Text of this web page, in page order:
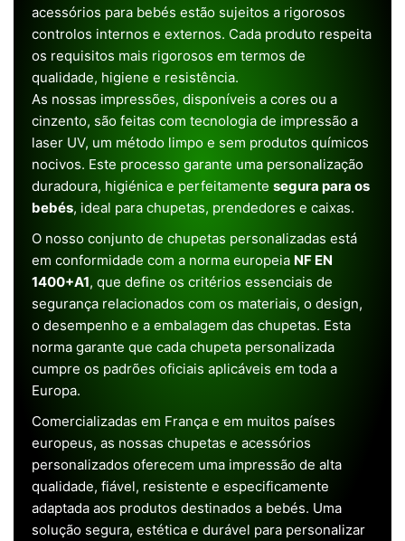
acessórios para bebés estão sujeitos a rigorosos
controlos internos e externos. Cada produto respeita
os requisitos mais rigorosos em termos de
qualidade, higiene e resistência.
As nossas impressões, disponíveis a cores ou a
cinzento, são feitas com tecnologia de impressão a
laser UV, um método limpo e sem produtos químicos
nocivos. Este processo garante uma personalização
duradoura, higiénica e perfeitamente segura para os
bebés, ideal para chupetas, prendedores e caixas.
O nosso conjunto de chupetas personalizadas está
em conformidade com a norma europeia NF EN
1400+A1, que define os critérios essenciais de
segurança relacionados com os materiais, o design,
o desempenho e a embalagem das chupetas. Esta
norma garante que cada chupeta personalizada
cumpre os padrões oficiais aplicáveis em toda a
Europa.
Comercializadas em França e em muitos países
europeus, as nossas chupetas e acessórios
personalizados oferecem uma impressão de alta
qualidade, fiável, resistente e especificamente
adaptada aos produtos destinados a bebés. Uma
solução segura, estética e durável para personalizar